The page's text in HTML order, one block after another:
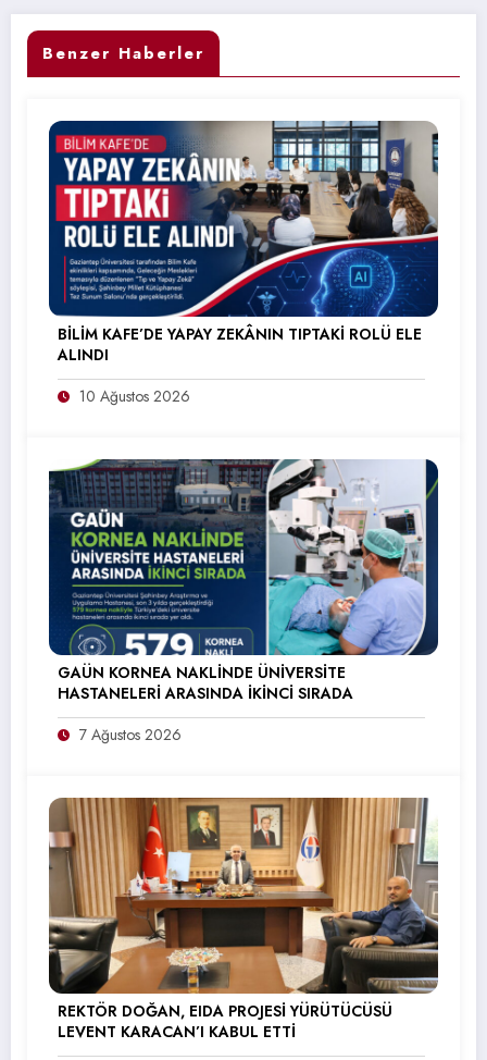
Benzer Haberler
BİLİM KAFE’DE YAPAY ZEKÂNIN TIPTAKİ ROLÜ ELE
ALINDI
10 Ağustos 2026
GAÜN KORNEA NAKLİNDE ÜNİVERSİTE
HASTANELERİ ARASINDA İKİNCİ SIRADA
7 Ağustos 2026
REKTÖR DOĞAN, EIDA PROJESİ YÜRÜTÜCÜSÜ
LEVENT KARACAN’I KABUL ETTİ